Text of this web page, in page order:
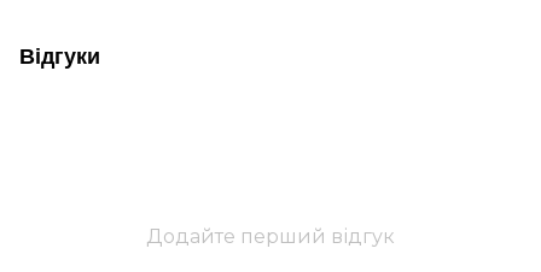
Відгуки
Додайте перший відгук